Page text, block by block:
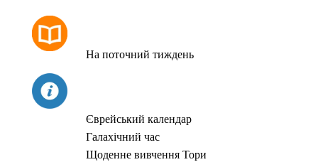
На поточний тиждень
Єврейський календар
Галахічний час
Щоденне вивчення Тори